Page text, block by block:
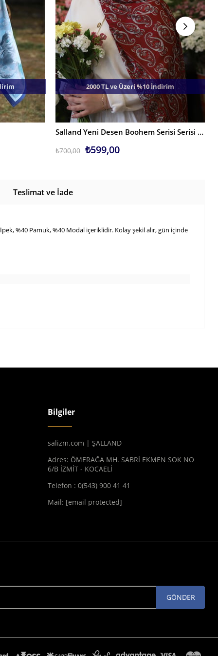
SEPETE EKLE Salland Yeni Desen Boohem Serisi Serisi Şal
2000 TL ve Üzeri %10 İndirim
₺599,00
₺700,00
Teslimat ve İade
%40 Pamuk, %40 Modal içeriklidir. Kolay şekil alır, gün içinde
Bilgiler
salizm.com | ŞALLAND
Adres: ÖMERAĞA MH. SABRİ EKMEN SOK NO
6/B İZMİT - KOCAELİ
Telefon : 0(543) 900 41 41
Mail: [email protected]
GÖNDER